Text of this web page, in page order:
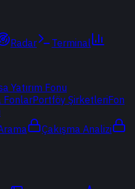
Radar
Terminal
Yatırım Fonu
FonlarPortföy ŞirketleriFon
Çakışma Analizi